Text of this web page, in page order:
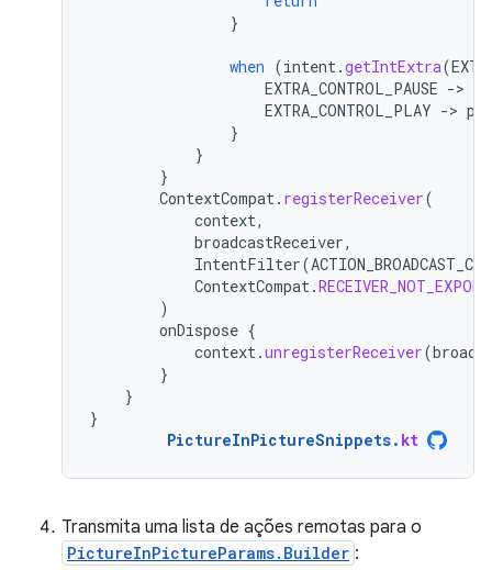
}
when (intent.getIntExtra(
EXTRA_CONTROL_PAUSE ->
EXTRA_CONTROL_PLAY ->
}
}
}
ContextCompat. registerReceiver(
context,
broadcastReceiver,
IntentFilter(
ContextCompat.
)
onDispose {
context.unregisterReceiver(
}
}
}
PictureInPictureSnippets. kt
Transmita uma lista de ações remotas para o
PictureInPictureParams.Builder :